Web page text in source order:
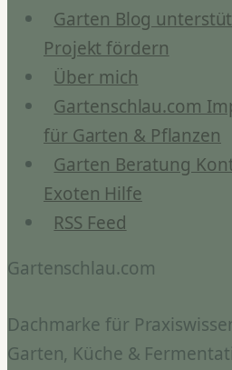
Pflege
Garten Blog
Projekt fördern
Über mich
Gartenschlau.com
für Garten & Pflanzen
Garten Beratung
Exoten Hilfe
RSS Feed
Gartenschlau.com
Dachmarke für
Garten, Küche &